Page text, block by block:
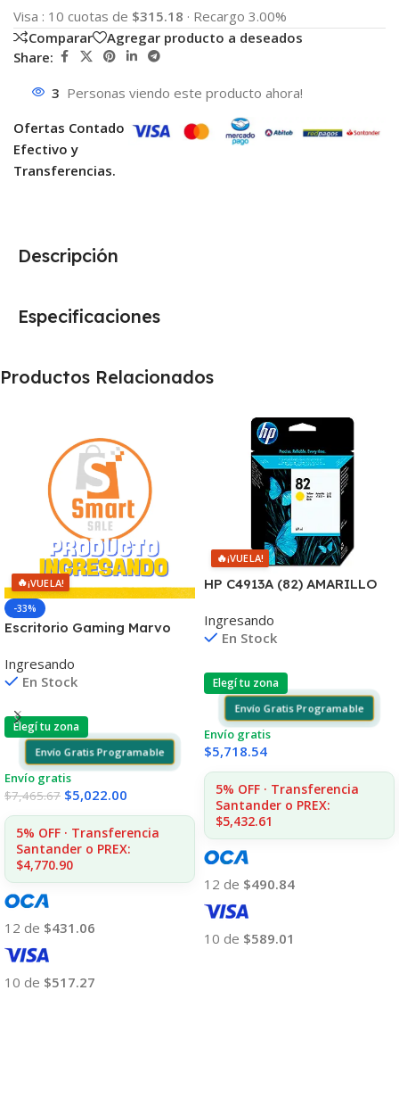
Visa : 10 cuotas de $315.18 · Recargo 3.00%
Comparar
Agregar producto a deseados
Share:
3 Personas viendo este producto ahora!
Ofertas Contado
Efectivo y
Transferencias.
Descripción
Especificaciones
Productos Relacionados
🔥¡VUELA!
-33%
Escritorio Gaming Marvo
Remoto
Ingresando
En Stock
Elegí tu zona
Envío Gratis Programable
Envío gratis
$7,465.67 $5,022.00
5% OFF · Transferencia
Santander o PREX:
$4,770.90
12 de $431.06
10 de $517.27
🔥¡VUELA!
HP C4913A (82) AMARILLO
10PS/500/510/800/810
UK(D)
Ingresando
En Stock
Elegí tu zona
Envío Gratis Programable
Envío gratis
$5,718.54
5% OFF · Transferencia
Santander o PREX:
$5,432.61
12 de $490.84
10 de $589.01